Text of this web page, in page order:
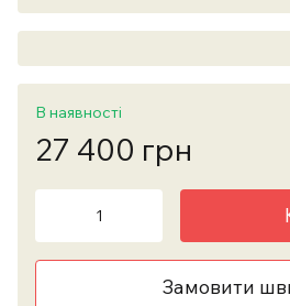
В наявності
27 400 грн
Замовити